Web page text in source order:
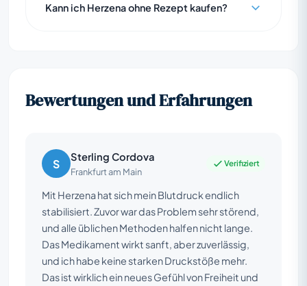
Kann ich Herzena ohne Rezept kaufen?
Bewertungen und Erfahrungen
S Sterling Cordova
Frankfurt am Main
Verifiziert
Mit Herzena hat sich mein Blutdruck endlich
stabilisiert. Zuvor war das Problem sehr störend,
und alle üblichen Methoden halfen nicht lange.
Das Medikament wirkt sanft, aber zuverlässig,
und ich habe keine starken Druckstöße mehr.
Das ist wirklich ein neues Gefühl von Freiheit und